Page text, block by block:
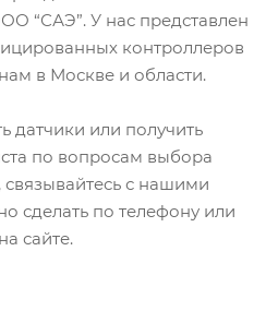
“САЭ”. У нас представлен
контроллеров
в Москве и области.
датчики или получить
по вопросам выбора
с нашими
сделать по телефону или
сайте.